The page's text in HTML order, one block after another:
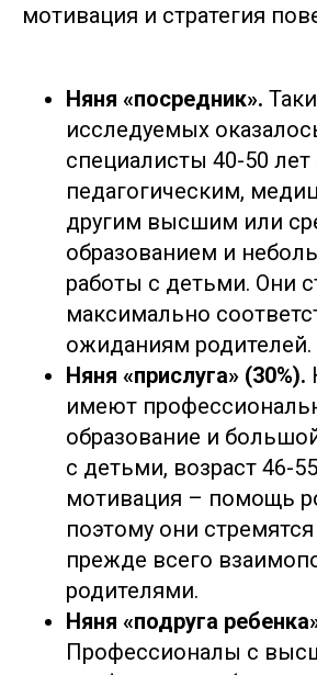
мотивация и стратегия
Няня «посредник».
исследуемых
специалисты 40-50 лет
педагогическим,
другим высшим или
образованием и
работы с детьми. Они
максимально
ожиданиям родителей.
Няня «прислуга» (30%).
имеют
образование и
с детьми, возраст 46-
мотивация – помощь
поэтому они
прежде всего
родителями.
Няня «подруга
Профессионалы с